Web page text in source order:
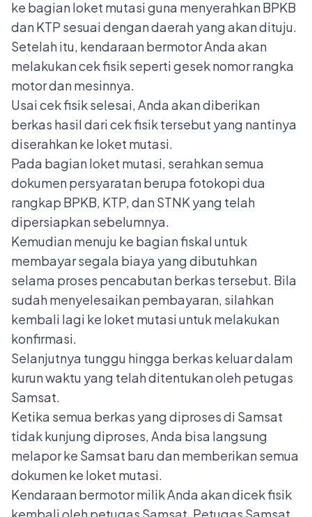
ke bagian loket mutasi guna menyerahkan BPKB
dan KTP sesuai dengan daerah yang akan dituju.
Setelah itu, kendaraan bermotor Anda akan
melakukan cek fisik seperti gesek nomor rangka
motor dan mesinnya.
Usai cek fisik selesai, Anda akan diberikan
berkas hasil dari cek fisik tersebut yang nantinya
diserahkan ke loket mutasi.
Pada bagian loket mutasi, serahkan semua
dokumen persyaratan berupa fotokopi dua
rangkap BPKB, KTP, dan STNK yang telah
dipersiapkan sebelumnya.
Kemudian menuju ke bagian fiskal untuk
membayar segala biaya yang dibutuhkan
selama proses pencabutan berkas tersebut. Bila
sudah menyelesaikan pembayaran, silahkan
kembali lagi ke loket mutasi untuk melakukan
konfirmasi.
Selanjutnya tunggu hingga berkas keluar dalam
kurun waktu yang telah ditentukan oleh petugas
Samsat.
Ketika semua berkas yang diproses di Samsat
tidak kunjung diproses, Anda bisa langsung
melapor ke Samsat baru dan memberikan semua
dokumen ke loket mutasi.
Kendaraan bermotor milik Anda akan dicek fisik